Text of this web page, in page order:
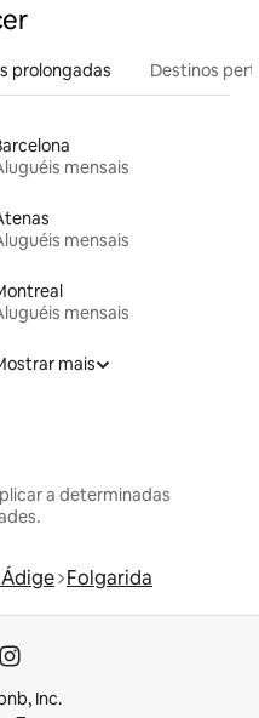
prolongadas Destinos
mensais
mensais
mensais
mais
a determinadas
Folgarida
Inc.